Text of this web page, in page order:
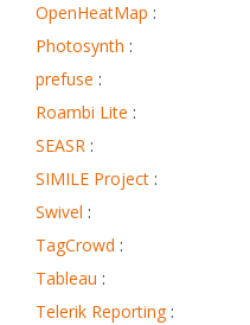
OpenHeatMap :
Photosynth :
prefuse :
Roambi Lite :
SEASR :
SIMILE Project :
Swivel :
TagCrowd :
Tableau :
Telerik Reporting :